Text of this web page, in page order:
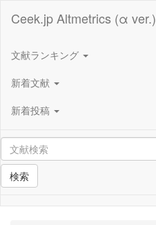
Ceek.jp Altmetrics (α ver.)
文献ランキング
新着文献
新着投稿
検索